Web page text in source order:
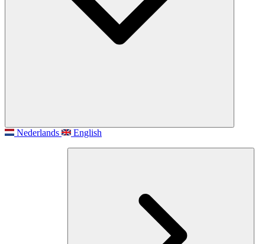
Nederlands English